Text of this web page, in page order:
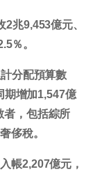
兆9,453億元、
％。
分配預算數
期增加1,547億
者，包括綜所
侈稅。
帳2,207億元，